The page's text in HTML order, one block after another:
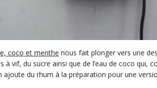
coco et menthe nous fait plonger vers une
à vif, du sucre ainsi que de l’eau de coco qui,
ajoute du rhum à la préparation pour une